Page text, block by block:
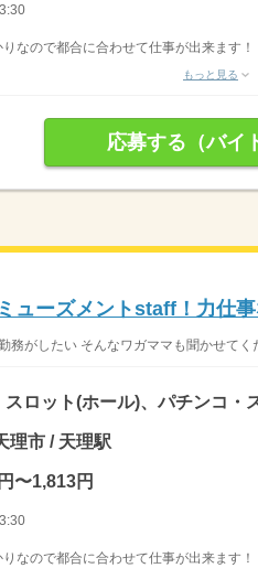
なので都合に合わせて仕事が出来ます！
もっと見る
応募する（バイ
ューズメントstaff！力仕
務がしたい そんなワガママも聞かせて
スロット(ホール)、パチンコ・
理市 / 天理駅
〜1,813円
なので都合に合わせて仕事が出来ます